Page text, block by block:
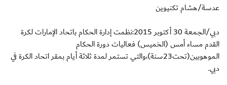
عدسة/هشام تكنيوين
دبي/الجمعة 30 أكتوبر 2015:نظمت إدارة الحكام باتحاد الإمارات لكرة
القدم مساء أمس (الخميس) فعاليات دورة الحكام
الموهوبين(تحت23سنة)،والتي تستمر لمدة ثلاثة أيام بمقر اتحاد الكرة في
دبي.